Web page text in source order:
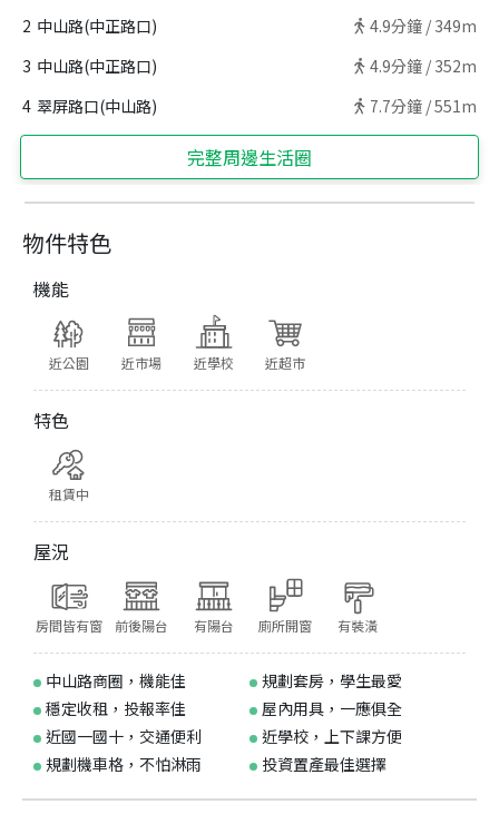
物件特色
機能
近公園 近市場 近學校 近超市
特色
租賃中
屋況
房間皆有窗 前後陽台 有陽台 廁所開窗 有裝潢
中山路商圈，機能佳
規劃套房，學生最愛
穩定收租，投報率佳
屋內用具，一應俱全
近國一國十，交通便利
近學校，上下課方便
規劃機車格，不怕淋雨
投資置產最佳選擇
2 中山路(中正路口) 4.9分鐘 / 349m
3 中山路(中正路口) 4.9分鐘 / 352m
4 翠屏路口(中山路) 7.7分鐘 /551m
完整周邊生活圈